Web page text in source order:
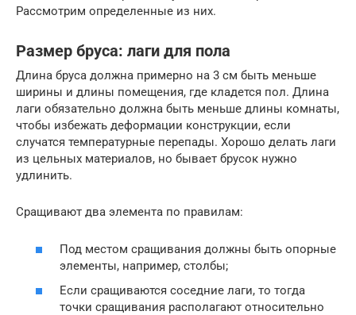
Рассмотрим определенные из них.
Размер бруса: лаги для пола
Длина бруса должна примерно на 3 см быть меньше
ширины и длины помещения, где кладется пол. Длина
лаги обязательно должна быть меньше длины комнаты,
чтобы избежать деформации конструкции, если
случатся температурные перепады. Хорошо делать лаги
из цельных материалов, но бывает брусок нужно
удлинить.
Сращивают два элемента по правилам:
Под местом сращивания должны быть опорные
элементы, например, столбы;
Если сращиваются соседние лаги, то тогда
точки сращивания располагают относительно